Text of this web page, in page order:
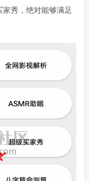
秀，绝对能够满足